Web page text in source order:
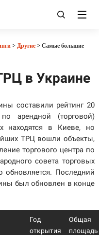
> Другие> Самые большие
в Украине
составили рейтинг 20
арендной (торговой)
находятся в Киеве, но
ТРЦ вошли объекты,
торгового центра по
совета торговых
обновляется. Последний
был обновлен в конце
Год
открытия
Общая
площадь